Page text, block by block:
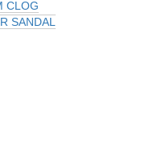
CLOG
SANDAL